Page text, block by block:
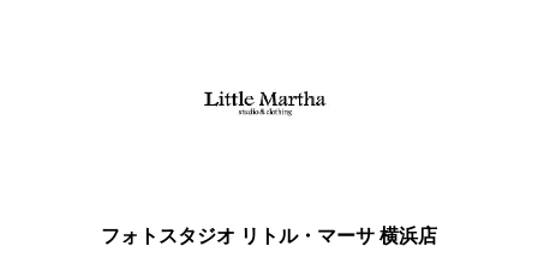
フォトスタジオ リトル・マーサ 横浜店